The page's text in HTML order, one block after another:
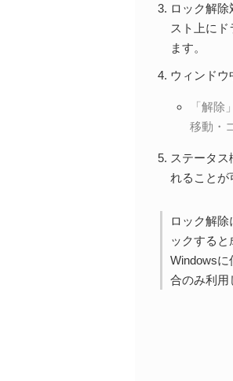
ロック解
スト上に
ます。
ウィンドウ
「解
移動・
ステータ
れることが
ロック解
ックすると
Windowsに
合のみ利用